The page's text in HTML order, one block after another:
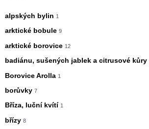
alpských bylin 1
arktické bobule 9
arktické borovice 12
badiánu, sušených jablek a citrusové kůry
Borovice Arolla 1
borůvky 7
Bříza, luční kvítí 1
břízy 8